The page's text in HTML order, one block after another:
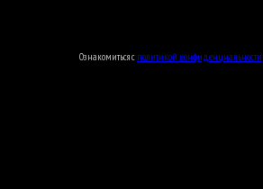
Ознакомиться с политикой конфиденциальности